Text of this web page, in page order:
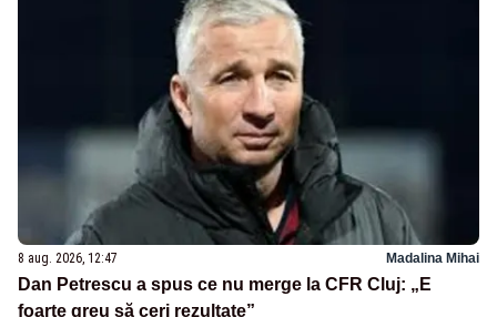
8 aug. 2026, 12:47 Madalina Mihai
Dan Petrescu a spus ce nu merge la CFR Cluj: „E
foarte greu să ceri rezultate”